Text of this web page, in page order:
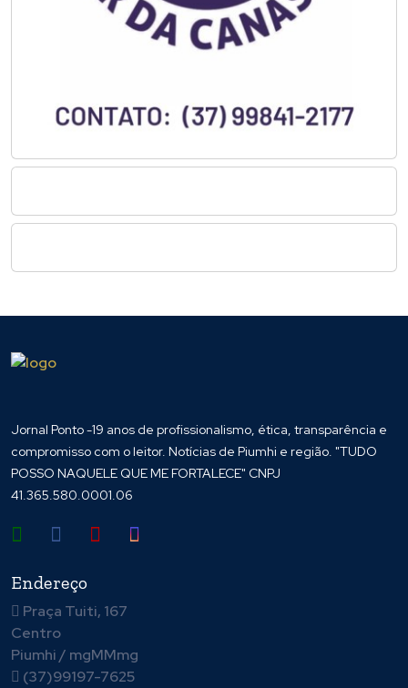
Jornal Ponto -19 anos de profissionalismo, ética, transparência e
compromisso com o leitor. Notícias de Piumhi e região. "TUDO
POSSO NAQUELE QUE ME FORTALECE" CNPJ
41.365.580.0001.06
Endereço
Praça Tuiti, 167
Centro
Piumhi / mgMMmg
(37)99197-7625